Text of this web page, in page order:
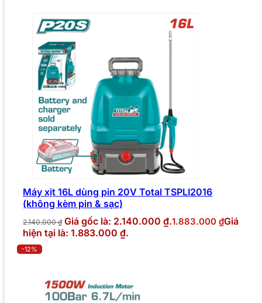
Máy xịt 16L dùng pin 20V Total TSPLI2016
(không kèm pin & sạc)
2.140.000₫ Giá gốc là: 2.140.000 ₫.1.883.000 ₫Giá
hiện tại là: 1.883.000 ₫.
-12%